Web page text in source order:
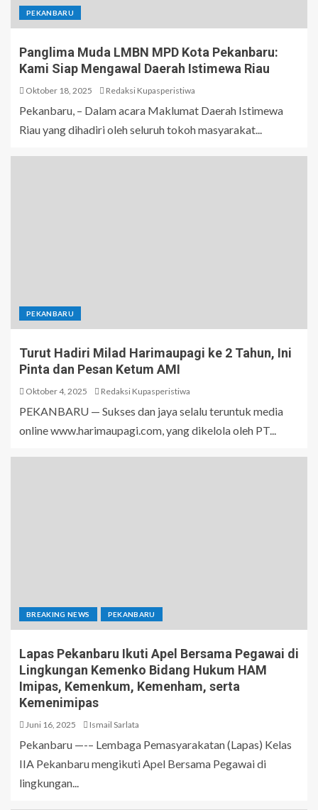
PEKANBARU
Panglima Muda LMBN MPD Kota Pekanbaru:
Kami Siap Mengawal Daerah Istimewa Riau
Oktober 18, 2025 Redaksi Kupasperistiwa
Pekanbaru, – Dalam acara Maklumat Daerah Istimewa
Riau yang dihadiri oleh seluruh tokoh masyarakat...
PEKANBARU
Turut Hadiri Milad Harimaupagi ke 2 Tahun, Ini
Pinta dan Pesan Ketum AMI
Oktober 4, 2025 Redaksi Kupasperistiwa
PEKANBARU — Sukses dan jaya selalu teruntuk media
online www.harimaupagi.com, yang dikelola oleh PT...
BREAKING NEWS PEKANBARU
Lapas Pekanbaru Ikuti Apel Bersama Pegawai di
Lingkungan Kemenko Bidang Hukum HAM
Imipas, Kemenkum, Kemenham, serta
Kemenimipas
Juni 16, 2025 Ismail Sarlata
Pekanbaru —-– Lembaga Pemasyarakatan (Lapas) Kelas
IIA Pekanbaru mengikuti Apel Bersama Pegawai di
lingkungan...